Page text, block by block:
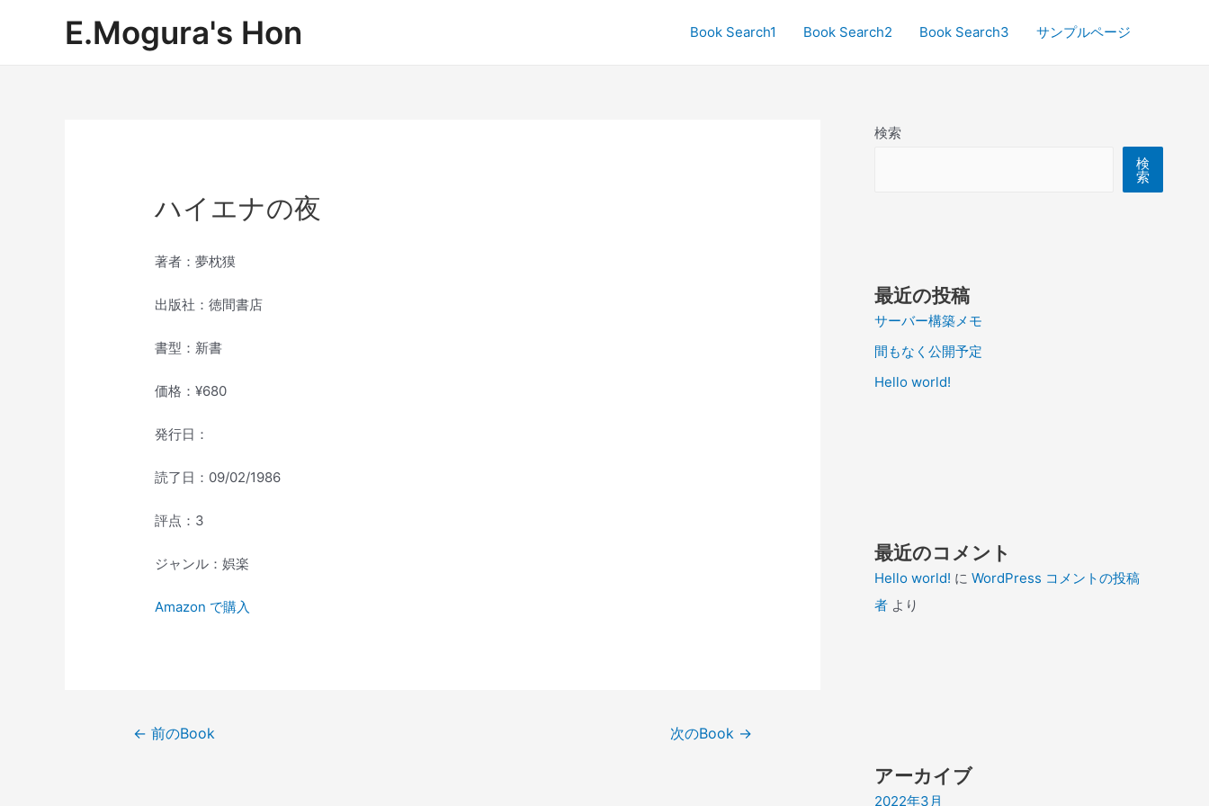
E.Mogura's Hon Book Search1 Book Search2 Book Search3 サンプルページ
ハイエナの夜
著者：夢枕獏
出版社：徳間書店
書型：新書
価格：¥680
発行日：
読了日：09/02/1986
評点：3
ジャンル：娯楽
Amazon で購入
← 前のBook 次のBook →
検索
検
索
最近の投稿
サーバー構築メモ
間もなく公開予定
Hello world!
最近のコメント
Hello world! に WordPress コメントの投稿
者 より
アーカイブ
2022年3月